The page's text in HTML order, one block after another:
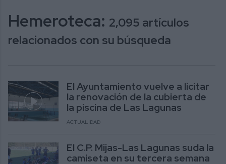
Hemeroteca: 2,095 artículos
relacionados con su búsqueda
El Ayuntamiento vuelve a licitar
la renovación de la cubierta de
la piscina de Las Lagunas
ACTUALIDAD
El C.P. Mijas-Las Lagunas suda la
camiseta en su tercera semana